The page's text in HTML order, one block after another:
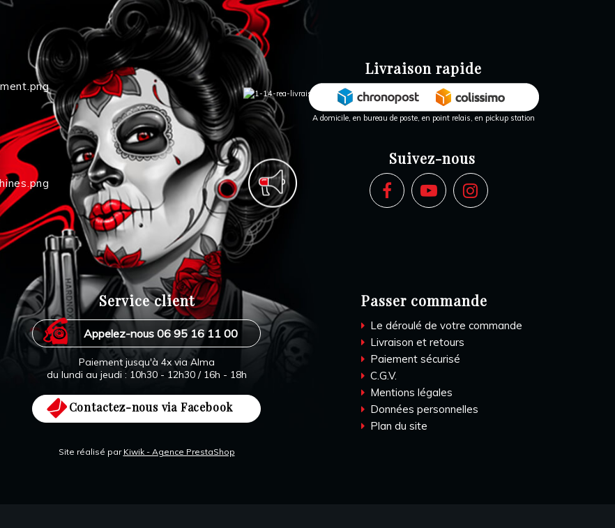
Livraison rapide
A domicile, en bureau de poste, en point relais, en pickup station
Suivez-nous
Service client
Appelez-nous 06 95 16 11 00
Paiement jusqu'à 4x via Alma
du lundi au jeudi : 10h30 - 12h30 / 16h - 18h
Contactez-nous via Facebook
Passer commande
Le déroulé de votre commande
Livraison et retours
Paiement sécurisé
C.G.V.
Mentions légales
Données personnelles
Plan du site
Site réalisé par Kiwik - Agence PrestaShop